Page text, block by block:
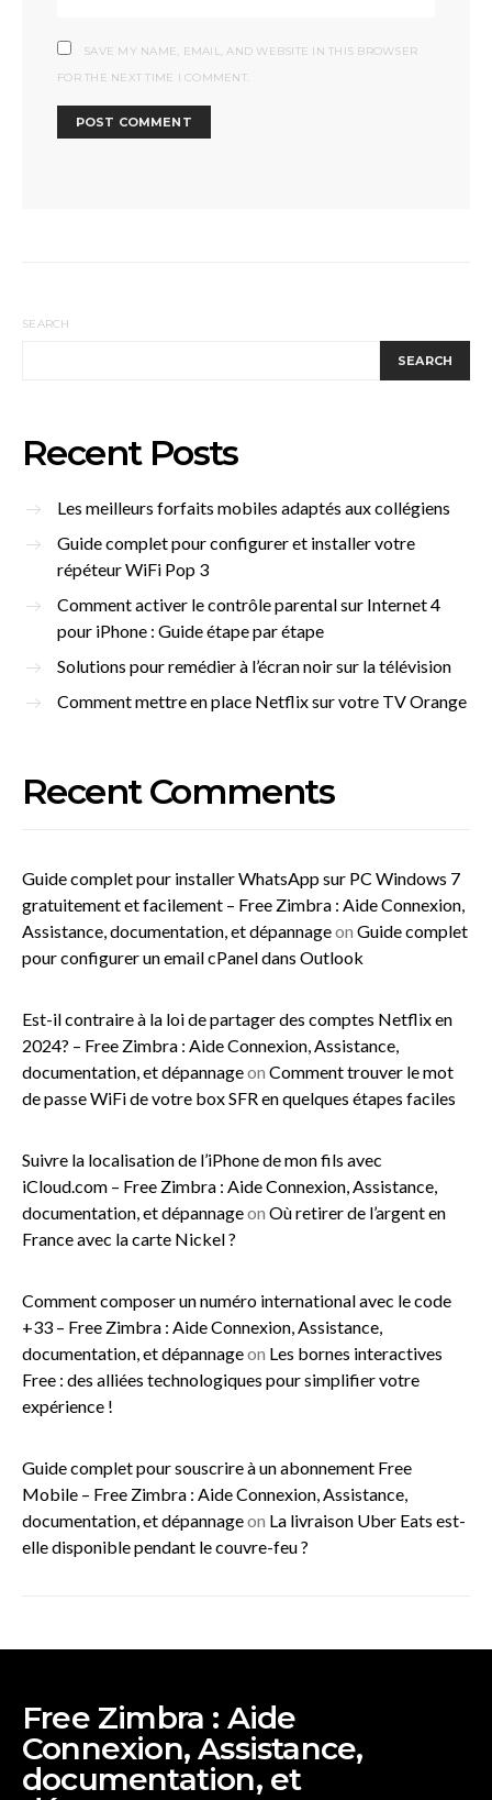
SAVE MY NAME, EMAIL, AND WEBSITE IN THIS BROWSER
FOR THE NEXT TIME I COMMENT.
SEARCH
SEARCH
Recent Posts
Les meilleurs forfaits mobiles adaptés aux collégiens
Guide complet pour configurer et installer votre
répéteur WiFi Pop 3
Comment activer le contrôle parental sur Internet 4
pour iPhone : Guide étape par étape
Solutions pour remédier à l’écran noir sur la télévision
Comment mettre en place Netflix sur votre TV Orange
Recent Comments
Guide complet pour installer WhatsApp sur PC Windows 7
gratuitement et facilement – Free Zimbra : Aide Connexion,
Assistance, documentation, et dépannageon Guide complet
pour configurer un email cPanel dans Outlook
Est-il contraire à la loi de partager des comptes Netflix en
2024? – Free Zimbra : Aide Connexion, Assistance,
documentation, et dépannageon Comment trouver le mot
de passe WiFi de votre box SFR en quelques étapes faciles
Suivre la localisation de l’iPhone de mon fils avec
iCloud.com – Free Zimbra : Aide Connexion, Assistance,
documentation, et dépannageon Où retirer de l’argent en
France avec la carte Nickel ?
Comment composer un numéro international avec le code
+33 – Free Zimbra : Aide Connexion, Assistance,
documentation, et dépannageon Les bornes interactives
Free : des alliées technologiques pour simplifier votre
expérience !
Guide complet pour souscrire à un abonnement Free
Mobile – Free Zimbra : Aide Connexion, Assistance,
documentation, et dépannageon La livraison Uber Eats est-
elle disponible pendant le couvre-feu ?
Free Zimbra : Aide
Connexion, Assistance,
documentation, et